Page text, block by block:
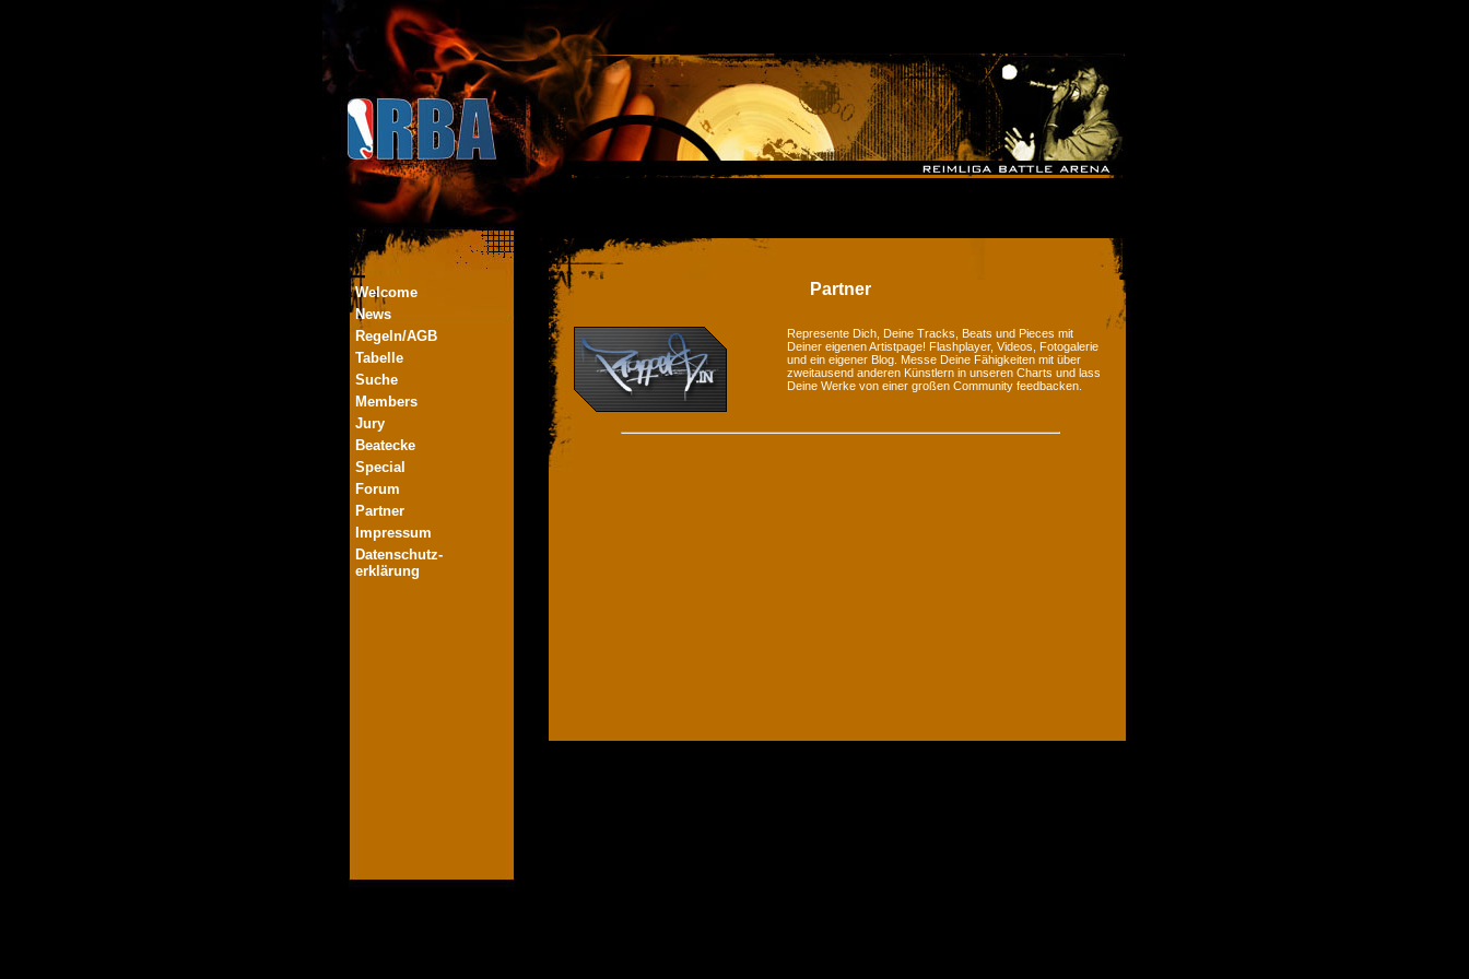
Welcome
News
Regeln/AGB
Tabelle
Suche
Members
Jury
Beatecke
Special
Forum
Partner
Impressum
Datenschutz-
erklärung
Partner
Represente Dich, Deine Tracks, Beats und Pieces mit
Deiner eigenen Artistpage! Flashplayer, Videos, Fotogalerie
und ein eigener Blog. Messe Deine Fähigkeiten mit über
zweitausend anderen Künstlern in unseren Charts und lass
Deine Werke von einer großen Community feedbacken.